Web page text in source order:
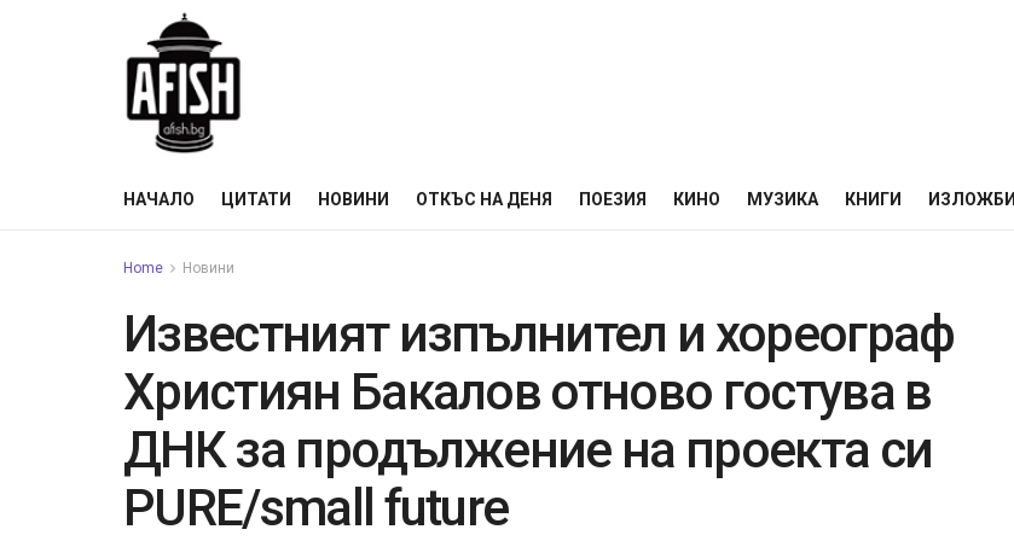
НАЧАЛО ЦИТАТИ НОВИНИ ОТКЪС НА ДЕНЯ ПОЕЗИЯ КИНО МУЗИКА КНИГИ ИЗЛОЖБИ
Home Новини
Известният изпълнител и хореограф
Християн Бакалов отново гостува в
ДНК за продължение на проекта си
PURE/small future